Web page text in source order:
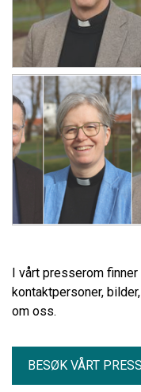
I vårt presserom
kontaktpersoner,
om oss.
BESØK VÅRT